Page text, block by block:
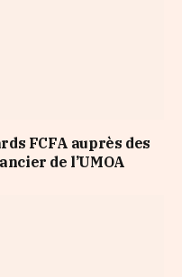
FCFA auprès des
de l’UMOA